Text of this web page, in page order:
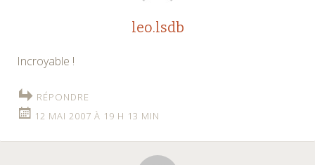
leo.lsdb
Incroyable !
RÉPONDRE
12 MAI 2007 À 19 H 13 MIN